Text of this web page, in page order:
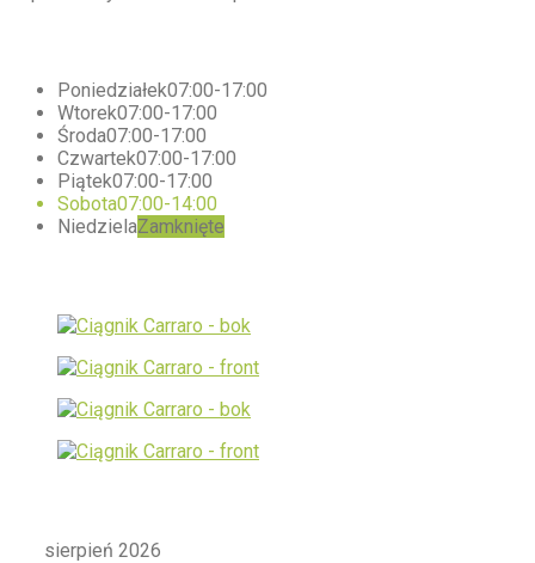
Poniedziałek07:00-17:00
Wtorek07:00-17:00
Środa07:00-17:00
Czwartek07:00-17:00
Piątek07:00-17:00
Sobota07:00-14:00
NiedzielaZamknięte
sierpień 2026